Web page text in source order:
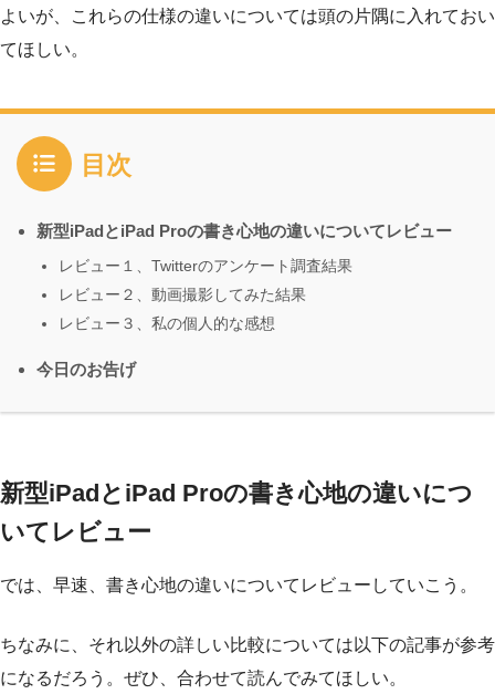
よいが、これらの仕様の違いについては頭の片隅に入れておい
てほしい。
目次
新型iPadとiPad Proの書き心地の違いについてレビュー
レビュー１、Twitterのアンケート調査結果
レビュー２、動画撮影してみた結果
レビュー３、私の個人的な感想
今日のお告げ
新型iPadとiPad Proの書き心地の違いにつ
いてレビュー
では、早速、書き心地の違いについてレビューしていこう。
ちなみに、それ以外の詳しい比較については以下の記事が参考
になるだろう。ぜひ、合わせて読んでみてほしい。